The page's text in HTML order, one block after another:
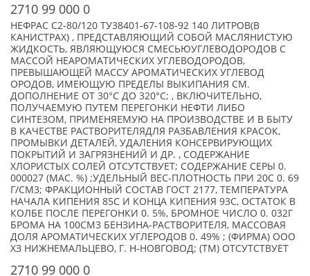
2710 99 000 0
НЕФРАС С2-80/120 ТУ38401-67-108-92 140 ЛИТРОВ(В
КАНИСТРАХ) , ПРЕДСТАВЛЯЮЩИЙ СОБОЙ МАСЛЯНИСТУЮ
ЖИДКОСТЬ, ЯВЛЯЮЩУЮСЯ СМЕСЬЮУГЛЕВОДОРОДОВ С
МАССОЙ НЕАРОМАТИЧЕСКИХ УГЛЕВОДОРОДОВ,
ПРЕВЫШАЮЩЕЙ МАССУ АРОМАТИЧЕСКИХ УГЛЕВОД
ОРОДОВ, ИМЕЮЩУЮ ПРЕДЕЛЫ ВЫКИПАНИЯ СМ.
ДОПОЛНЕНИЕ ОТ 30°C ДО 320°C; , ВКЛЮЧИТЕЛЬНО,
ПОЛУЧАЕМУЮ ПУТЕМ ПЕРЕГОНКИ НЕФТИ ЛИБО
СИНТЕЗОМ, ПРИМЕНЯЕМУЮ НА ПРОИЗВОДСТВЕ И В БЫТУ
В КАЧЕСТВЕ РАСТВОРИТЕЛЯДЛЯ РАЗБАВЛЕНИЯ КРАСОК,
ПРОМЫВКИ ДЕТАЛЕЙ, УДАЛЕНИЯ КОНСЕРВИРУЮЩИХ
ПОКРЫТИЙ И ЗАГРЯЗНЕНИЙ И ДР. , СОДЕРЖАНИЕ
ХЛОРИСТЫХ СОЛЕЙ ОТСУТСТВУЕТ; СОДЕРЖАНИЕ СЕРЫ 0.
000027 (МАС. %) ;УДЕЛЬНЫЙ ВЕС-ПЛОТНОСТЬ ПРИ 20С 0. 69
Г/СМ3; ФРАКЦИОННЫЙ СОСТАВ ГОСТ 2177, ТЕМПЕРАТУРА
НАЧАЛА КИПЕНИЯ 85С И КОНЦА КИПЕНИЯ 93С, ОСТАТОК В
КОЛБЕ ПОСЛЕ ПЕРЕГОНКИ 0. 5%, БРОМНОЕ ЧИСЛО 0. 032Г
БРОМА НА 100СМ3 БЕНЗИНА-РАСТВОРИТЕЛЯ, МАССОВАЯ
ДОЛЯ АРОМАТИЧЕСКИХ УГЛЕРОДОВ 0. 49% ; (ФИРМА) ООО
ХЗ НИЖНЕМАЛЬЦЕВО, Г. Н-НОВГОВОД; (TM) ОТСУТСТВУЕТ
2710 99 000 0